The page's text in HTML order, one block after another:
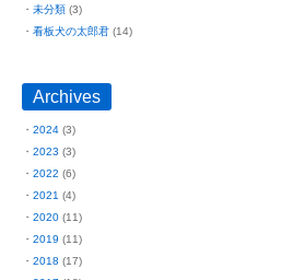
未分類 (3)
看板犬の太郎君 (14)
Archives
2024 (3)
2023 (3)
2022 (6)
2021 (4)
2020 (11)
2019 (11)
2018 (17)